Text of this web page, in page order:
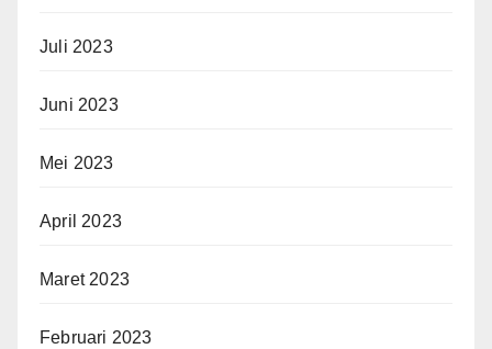
Juli 2023
Juni 2023
Mei 2023
April 2023
Maret 2023
Februari 2023